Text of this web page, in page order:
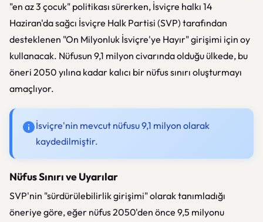
"en az 3 çocuk" politikası sürerken, İsviçre halkı 14
Haziran'da sağcı İsviçre Halk Partisi (SVP) tarafından
desteklenen "On Milyonluk İsviçre'ye Hayır" girişimi için oy
kullanacak. Nüfusun 9,1 milyon civarında olduğu ülkede, bu
öneri 2050 yılına kadar kalıcı bir nüfus sınırı oluşturmayı
amaçlıyor.
İsviçre'nin mevcut nüfusu 9,1 milyon olarak
kaydedilmiştir.
Nüfus Sınırı ve Uyarılar
SVP'nin "sürdürülebilirlik girişimi" olarak tanımladığı
öneriye göre, eğer nüfus 2050'den önce 9,5 milyonu